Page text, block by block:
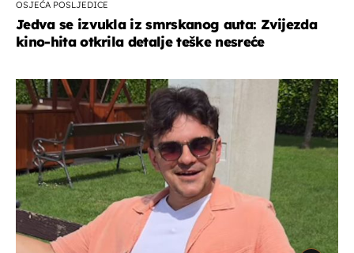
OSJEĆA POSLJEDICE
Jedva se izvukla iz smrskanog auta: Zvijezda
kino-hita otkrila detalje teške nesreće